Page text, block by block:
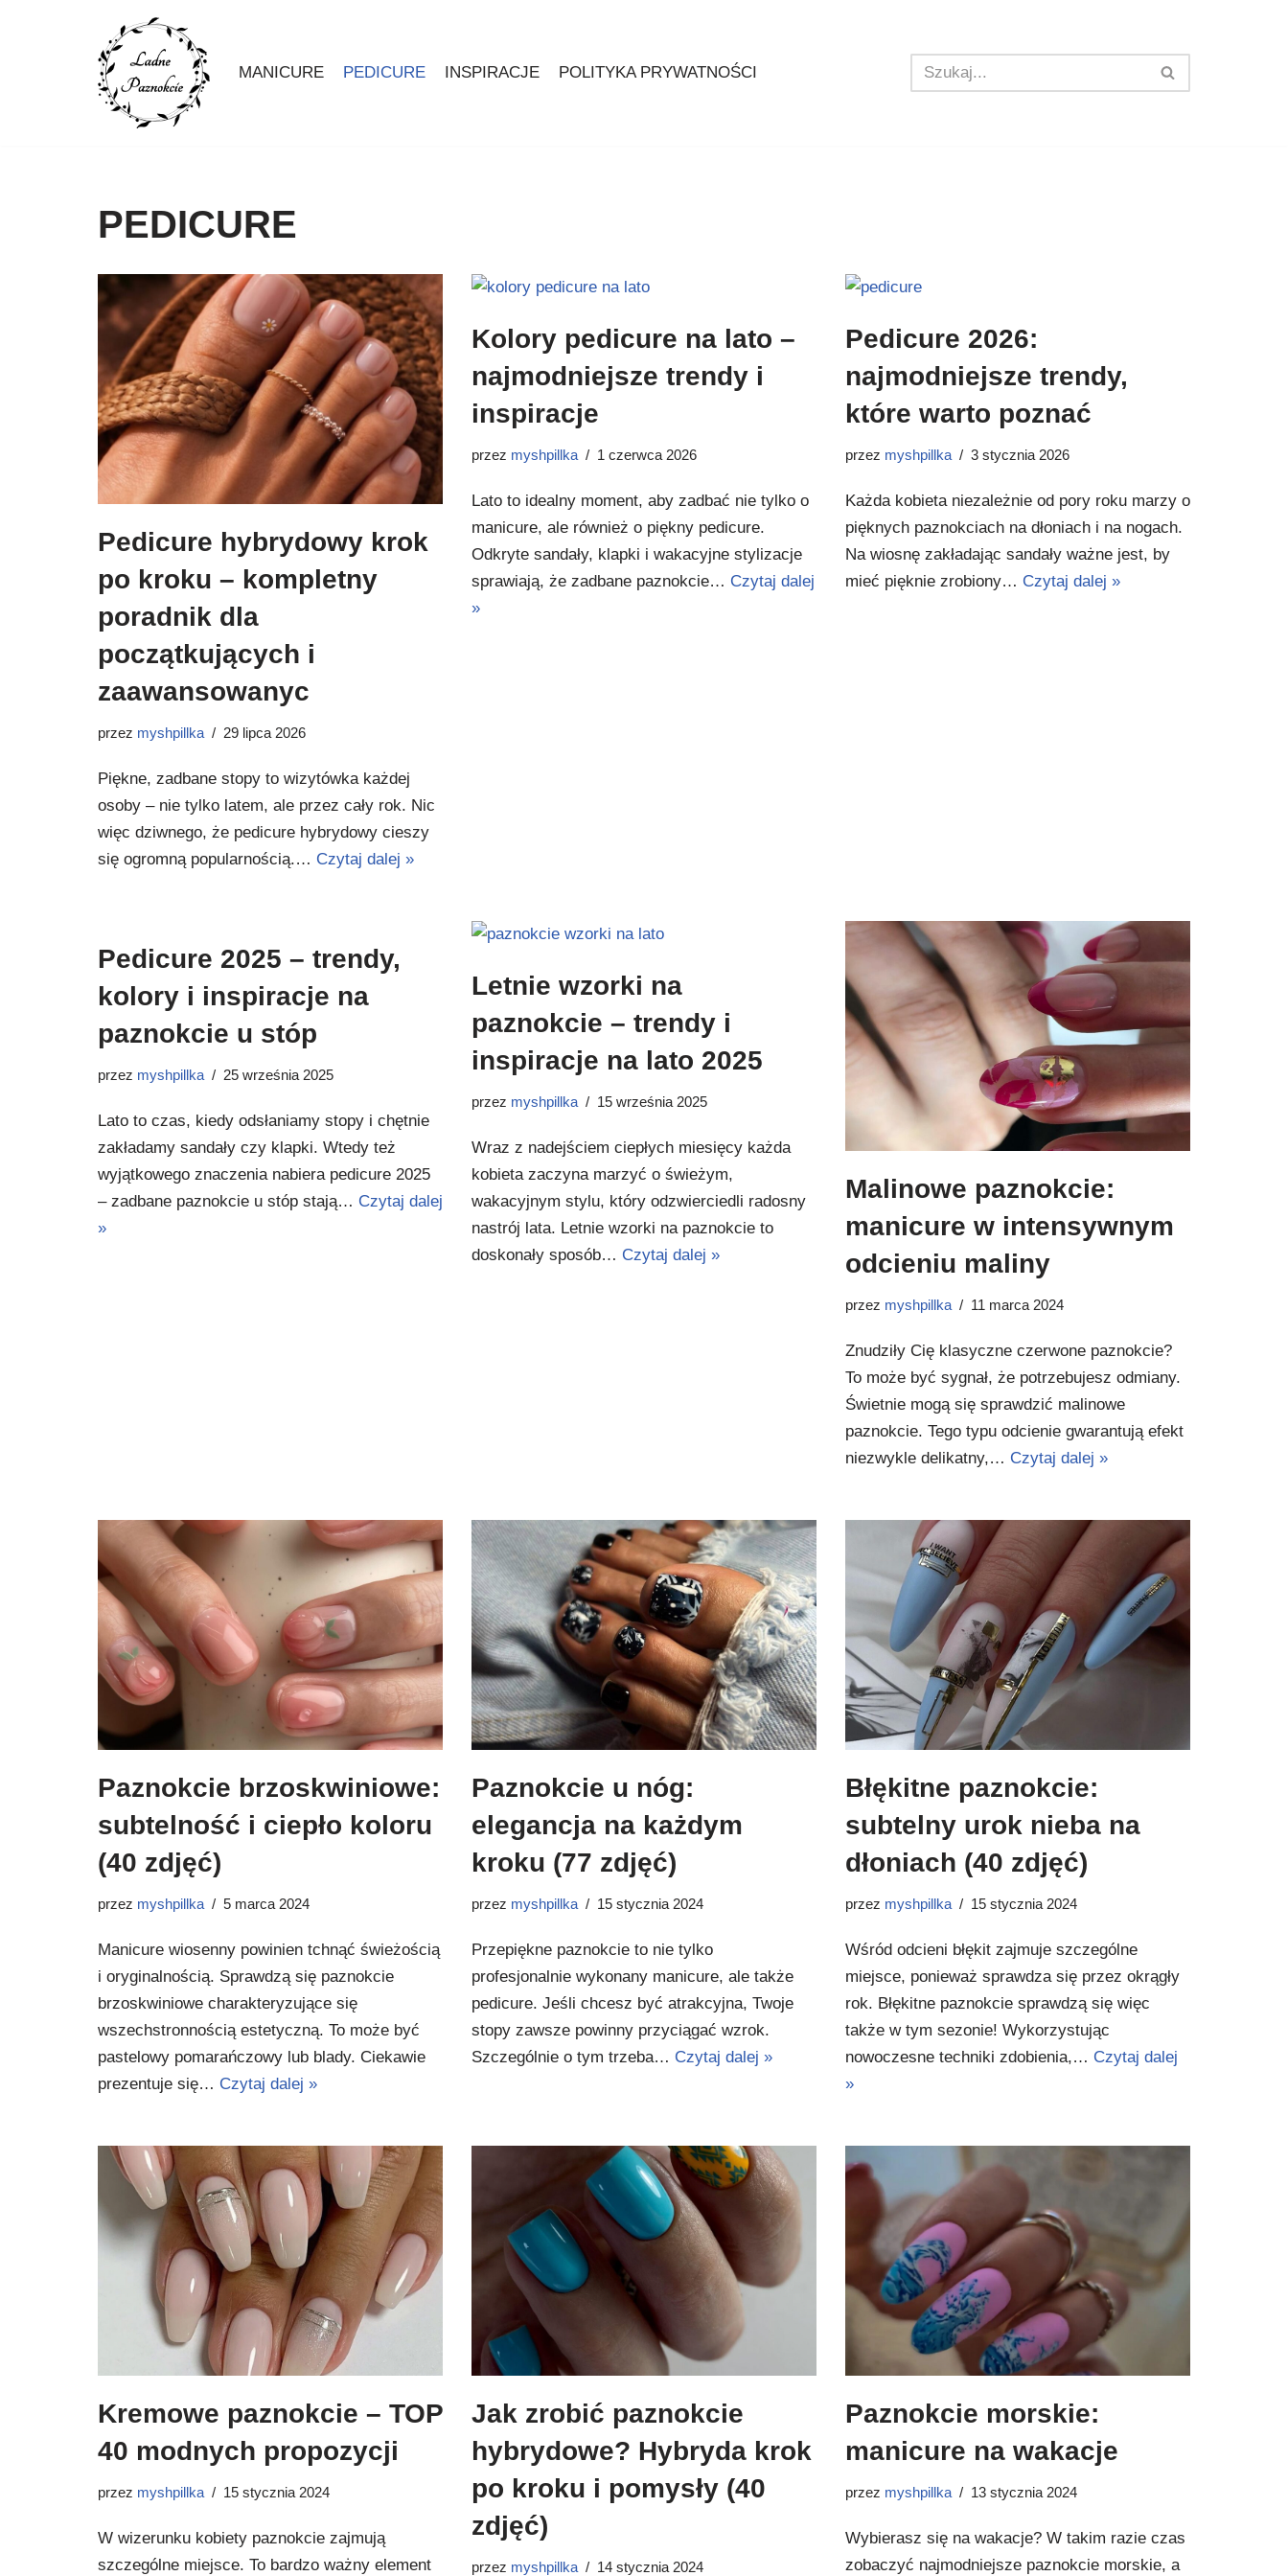
MANICURE PEDICURE INSPIRACJE POLITYKA PRYWATNOŚCI
PEDICURE
Pedicure hybrydowy krok
po kroku – kompletny
poradnik dla
początkujących i
zaawansowanyc
przez myshpillka 29 lipca 2026
Piękne, zadbane stopy to wizytówka każdej
osoby – nie tylko latem, ale przez cały rok. Nic
więc dziwnego, że pedicure hybrydowy cieszy
się ogromną popularnością.… Czytaj dalej »
Kolory pedicure na lato –
najmodniejsze trendy i
inspiracje
przez myshpillka 1 czerwca 2026
Lato to idealny moment, aby zadbać nie tylko o
manicure, ale również o piękny pedicure.
Odkryte sandały, klapki i wakacyjne stylizacje
sprawiają, że zadbane paznokcie… Czytaj dalej
»
Pedicure 2026:
najmodniejsze trendy,
które warto poznać
przez myshpillka 3 stycznia 2026
Każda kobieta niezależnie od pory roku marzy o
pięknych paznokciach na dłoniach i na nogach.
Na wiosnę zakładając sandały ważne jest, by
mieć pięknie zrobiony… Czytaj dalej »
Pedicure 2025 – trendy,
kolory i inspiracje na
paznokcie u stóp
przez myshpillka 25 września 2025
Lato to czas, kiedy odsłaniamy stopy i chętnie
zakładamy sandały czy klapki. Wtedy też
wyjątkowego znaczenia nabiera pedicure 2025
– zadbane paznokcie u stóp stają… Czytaj dalej
»
Letnie wzorki na
paznokcie – trendy i
inspiracje na lato 2025
przez myshpillka 15 września 2025
Wraz z nadejściem ciepłych miesięcy każda
kobieta zaczyna marzyć o świeżym,
wakacyjnym stylu, który odzwierciedli radosny
nastrój lata. Letnie wzorki na paznokcie to
doskonały sposób… Czytaj dalej »
Malinowe paznokcie:
manicure w intensywnym
odcieniu maliny
przez myshpillka 11 marca 2024
Znudziły Cię klasyczne czerwone paznokcie?
To może być sygnał, że potrzebujesz odmiany.
Świetnie mogą się sprawdzić malinowe
paznokcie. Tego typu odcienie gwarantują efekt
niezwykle delikatny,… Czytaj dalej »
Paznokcie brzoskwiniowe:
subtelność i ciepło koloru
(40 zdjęć)
przez myshpillka 5 marca 2024
Manicure wiosenny powinien tchnąć świeżością
i oryginalnością. Sprawdzą się paznokcie
brzoskwiniowe charakteryzujące się
wszechstronnością estetyczną. To może być
pastelowy pomarańczowy lub blady. Ciekawie
prezentuje się… Czytaj dalej »
Paznokcie u nóg:
elegancja na każdym
kroku (77 zdjęć)
przez myshpillka 15 stycznia 2024
Przepiękne paznokcie to nie tylko
profesjonalnie wykonany manicure, ale także
pedicure. Jeśli chcesz być atrakcyjna, Twoje
stopy zawsze powinny przyciągać wzrok.
Szczególnie o tym trzeba… Czytaj dalej »
Błękitne paznokcie:
subtelny urok nieba na
dłoniach (40 zdjęć)
przez myshpillka 15 stycznia 2024
Wśród odcieni błękit zajmuje szczególne
miejsce, ponieważ sprawdza się przez okrągły
rok. Błękitne paznokcie sprawdzą się więc
także w tym sezonie! Wykorzystując
nowoczesne techniki zdobienia,… Czytaj dalej
»
Kremowe paznokcie – TOP
40 modnych propozycji
przez myshpillka 15 stycznia 2024
W wizerunku kobiety paznokcie zajmują
szczególne miejsce. To bardzo ważny element
Jak zrobić paznokcie
hybrydowe? Hybryda krok
po kroku i pomysły (40
zdjęć)
przez myshpillka 14 stycznia 2024
Paznokcie morskie:
manicure na wakacje
przez myshpillka 13 stycznia 2024
Wybierasz się na wakacje? W takim razie czas
zobaczyć najmodniejsze paznokcie morskie, a